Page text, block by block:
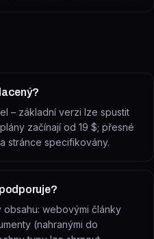
– základní verzi lze spustit
začínají od 19 $; přesné
stránce specifikovány.
webovými články
(nahranými do